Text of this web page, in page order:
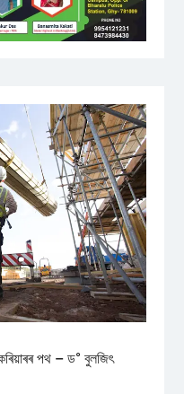
পথ – ড° বুলজিৎ